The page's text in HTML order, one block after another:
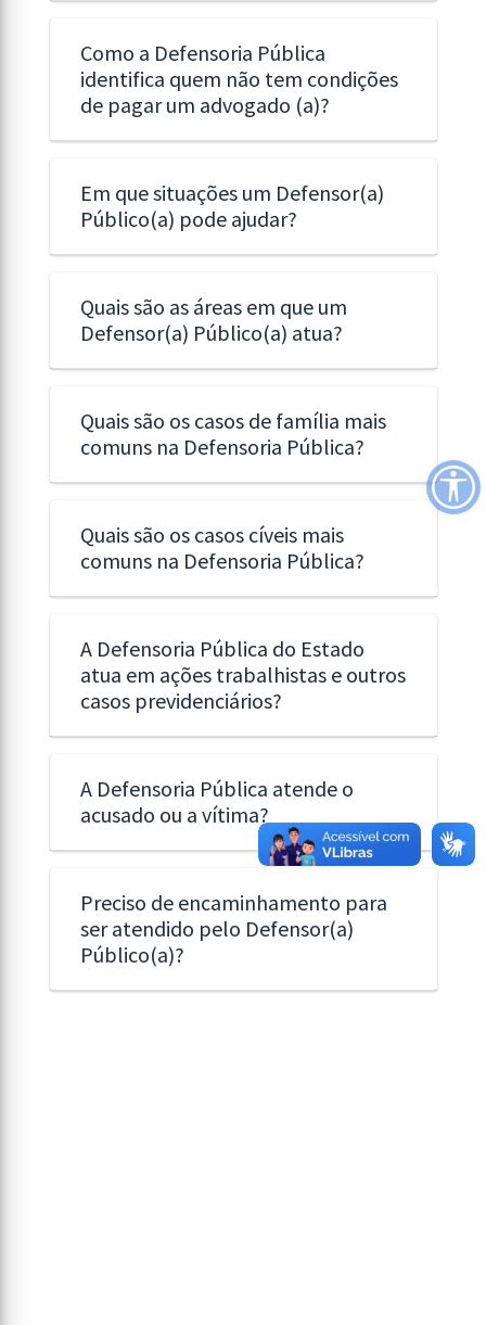
Como a Defensoria Pública
identifica quem não tem condições
de pagar um advogado (a)?
Em que situações um Defensor(a)
Público(a) pode ajudar?
Quais são as áreas em que um
Defensor(a) Público(a) atua?
Quais são os casos de família mais
comuns na Defensoria Pública?
Quais são os casos cíveis mais
comuns na Defensoria Pública?
A Defensoria Pública do Estado
atua em ações trabalhistas e outros
casos previdenciários?
A Defensoria Pública atende o
acusado ou a vítima?
Preciso de encaminhamento para
ser atendido pelo Defensor(a)
Público(a)?